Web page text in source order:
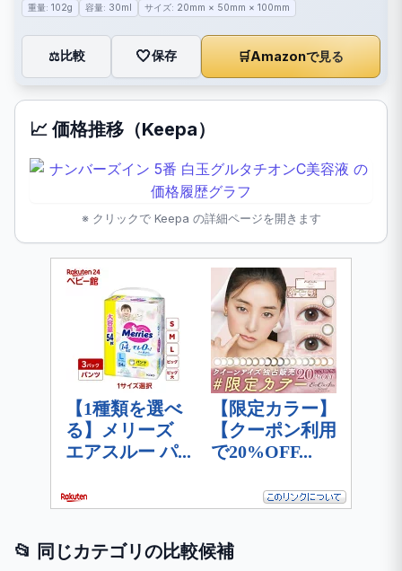
重量: 102g 容量: 30ml サイズ: 20mm × 50mm × 100mm
⚖️比較 🤍保存 🛒Amazonで見る
📈 価格推移（Keepa）
※ クリックで Keepa の詳細ページを開きます
📂 同じカテゴリの比較候補